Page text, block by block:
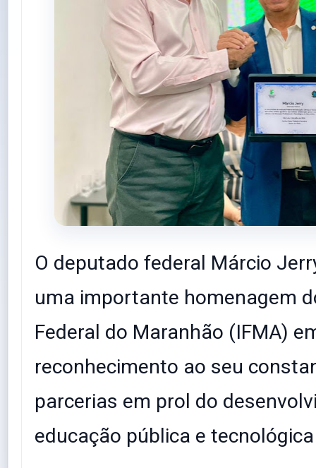
O deputado federal Márcio
uma importante homenagem
Federal do Maranhão (IFMA)
reconhecimento ao seu
parcerias em prol do
educação pública e